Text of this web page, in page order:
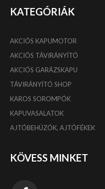
KATEGÓRIÁK
AKCIÓS KAPUMOTOR
AKCIÓS TÁVIRÁNYÍTÓ
AKCIÓS GARÁZSKAPU
TÁVIRÁNYÍTÓ SHOP
KAROS SOROMPÓK
KAPUVASALATOK
AJTÓBEHÚZÓK, AJTÓFÉKEK
KÖVESS MINKET